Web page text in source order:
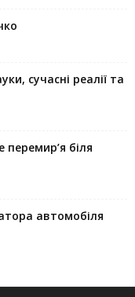
сучасні реалії та
перемир’я біля
автомобіля